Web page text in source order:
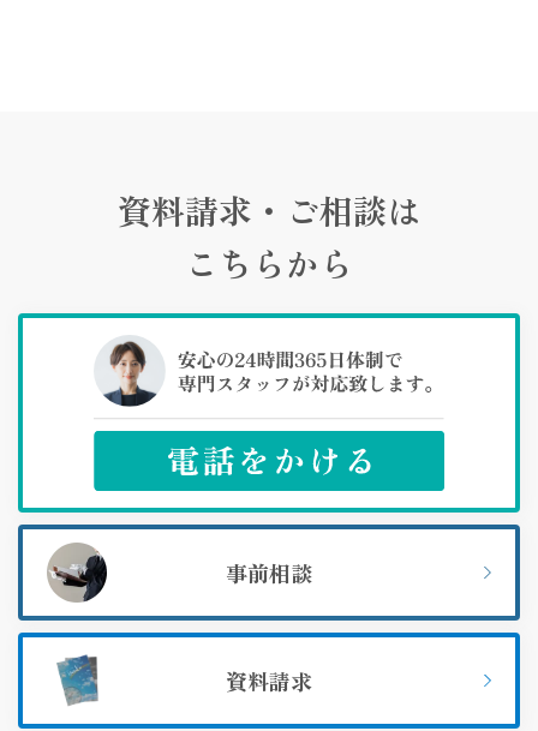
資料請求・ご相談は
こちらから
事前相談
資料請求